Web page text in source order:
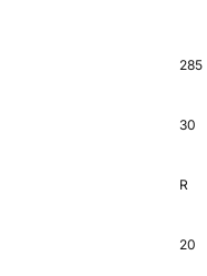
285
30
R
20